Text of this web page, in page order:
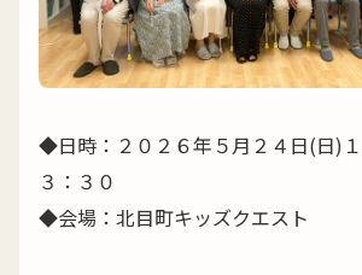
◆日時：２０２６年５月２４日(日)
３：３０
◆会場：北目町キッズクエスト